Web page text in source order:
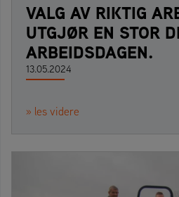
VALG AV RIKTIG
UTGJØR EN STOR
ARBEIDSDAGEN.
13.05.2024
» les videre